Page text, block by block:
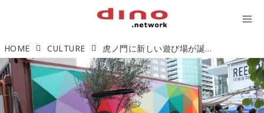
HOME CULTURE 虎ノ門に新しい遊び場が誕生。フォルクスワーゲンが創る「新虎ヴィレッジ」とは？